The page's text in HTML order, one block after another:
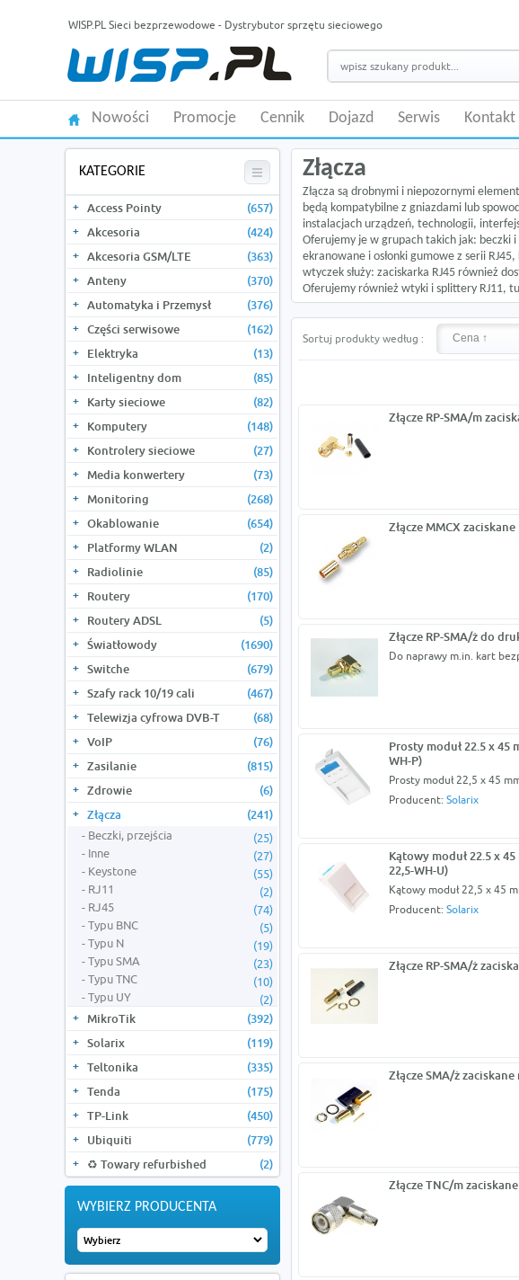
WISP.PL Sieci bezprzewodowe - Dystrybutor sprzętu sieciowego
Nowości Promocje Cennik Dojazd Serwis Kontakt
KATEGORIE
Access Pointy
(657)
Akcesoria
(424)
Akcesoria GSM/LTE
(363)
Anteny
(370)
Automatyka i Przemysł
(376)
Części serwisowe
(162)
Elektryka
(13)
Inteligentny dom
(85)
Karty sieciowe
(82)
Komputery
(148)
Kontrolery sieciowe
(27)
Media konwertery
(73)
Monitoring
(268)
Okablowanie
(654)
Platformy WLAN
(2)
Radiolinie
(85)
Routery
(170)
Routery ADSL
(5)
Światłowody
(1690)
Switche
(679)
Szafy rack 10/19 cali
(467)
Telewizja cyfrowa DVB-T
(68)
VoIP
(76)
Zasilanie
(815)
Zdrowie
(6)
Złącza
(241)
Beczki, przejścia
(25)
Inne
(27)
Keystone
(55)
RJ11
(2)
RJ45
(74)
Typu BNC
(5)
Typu N
(19)
Typu SMA
(23)
Typu TNC
(10)
Typu UY
(2)
MikroTik
(392)
Solarix
(119)
Teltonika
(335)
Tenda
(175)
TP-Link
(450)
Ubiquiti
(779)
♻️ Towary refurbished
(2)
WYBIERZ PRODUCENTA
Złącza
Złącza są drobnymi i niepozornymi
będą kompatybilne z gniazdami lub
instalacjach urządzeń, technologii,
Oferujemy je w grupach takich jak: beczki i
ekranowane i osłonki gumowe z serii
wtyczek służy: zaciskarka RJ45 również
Oferujemy również wtyki i splittery RJ11,
Sortuj produkty według :
Złącze RP-SMA/m
Złącze MMCX zaciskane
Złącze RP-SMA/ż do
Do naprawy m.in. kart
Prosty moduł 22.5 x 45
WH-P)
Prosty moduł 22,5 x 45
Producent: Solarix
Kątowy moduł 22.5 x
22,5-WH-U)
Kątowy moduł 22,5 x 45
Producent: Solarix
Złącze RP-SMA/ż
Złącze SMA/ż zaciskane
Złącze TNC/m